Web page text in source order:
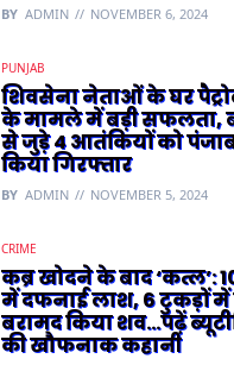
BY ADMIN NOVEMBER 6, 2024
PUNJAB
शिवसेना नेताओं के घर
के मामले में बड़ी सफलता,
से जुड़े 4 आतंकियों को
किया गिरफ्तार
BY ADMIN NOVEMBER 5, 2024
CRIME
कब्र खोदने के बाद ‘कत्ल’:
में दफनाई लाश, 6 टुकड़ों
बरामद किया शव…पढ़ें
की खौफनाक कहानी